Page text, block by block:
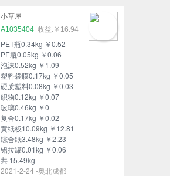
小草屋
A1035404
￥16.94
PET瓶0.34kg ￥0.52
PE瓶0.05kg ￥0.06
泡沫0.52kg ￥1.09
塑料袋膜0.17kg ￥0.05
硬质塑料0.08kg ￥0.03
织物0.12kg ￥0.07
玻璃0.46kg ￥0
复合0.17kg ￥0.02
黄纸板10.09kg ￥12.81
综合纸3.48kg ￥2.23
铝拉罐0.01kg ￥0.06
共 15.49kg
2021-2-24 -奥北成都